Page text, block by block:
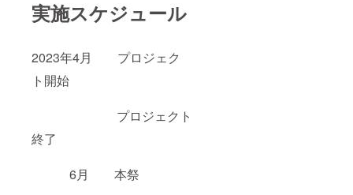
実施スケジュール
2023年4月 プロジェク
ト開始
プロジェクト
終了
6月 本祭